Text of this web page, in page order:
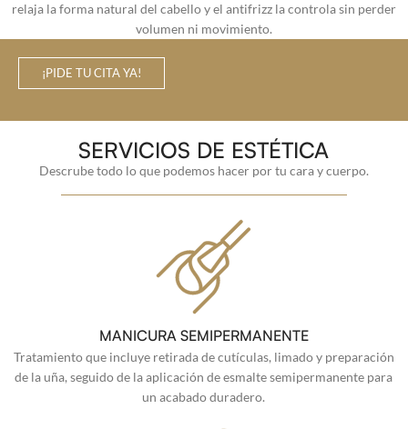
relaja la forma natural del cabello y el antifrizz la controla sin perder
volumen ni movimiento.
¡PIDE TU CITA YA!
SERVICIOS DE ESTÉTICA
Descrube todo lo que podemos hacer por tu cara y cuerpo.
MANICURA SEMIPERMANENTE
Tratamiento que incluye retirada de cutículas, limado y preparación
de la uña, seguido de la aplicación de esmalte semipermanente para
un acabado duradero.